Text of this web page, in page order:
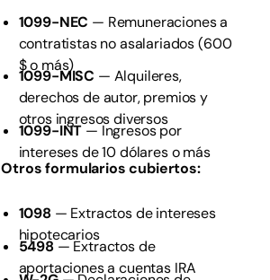
1099-NEC — Remuneraciones a
contratistas no asalariados (600
$ o más)
1099-MISC — Alquileres,
derechos de autor, premios y
otros ingresos diversos
1099-INT— Ingresos por
intereses de 10 dólares o más
Otros formularios cubiertos:
1098 — Extractos de intereses
hipotecarios
5498— Extractos de
aportaciones a cuentas IRA